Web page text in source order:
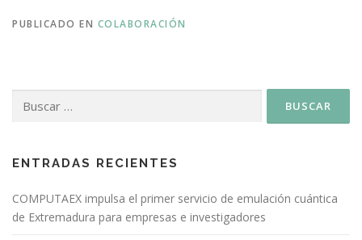
PUBLICADO EN COLABORACIÓN
ENTRADAS RECIENTES
COMPUTAEX impulsa el primer servicio de emulación cuántica
de Extremadura para empresas e investigadores